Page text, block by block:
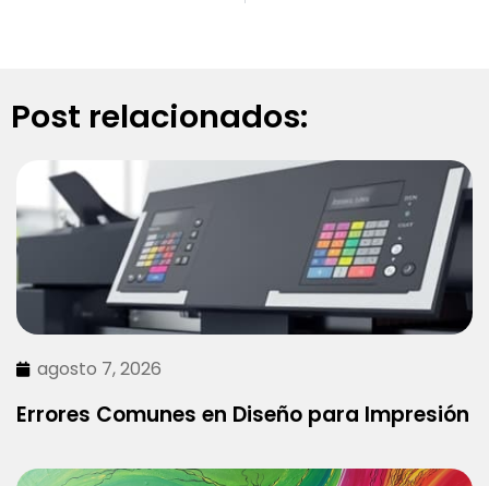
Post relacionados:
agosto 7, 2026
Errores Comunes en Diseño para Impresión